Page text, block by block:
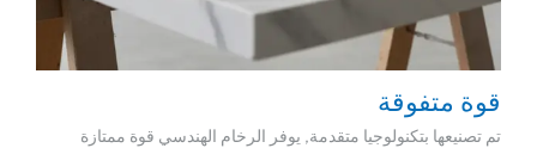
قوة متفوقة
تم تصنيعها بتكنولوجيا متقدمة, يوفر الرخام الهندسي قوة ممتازة